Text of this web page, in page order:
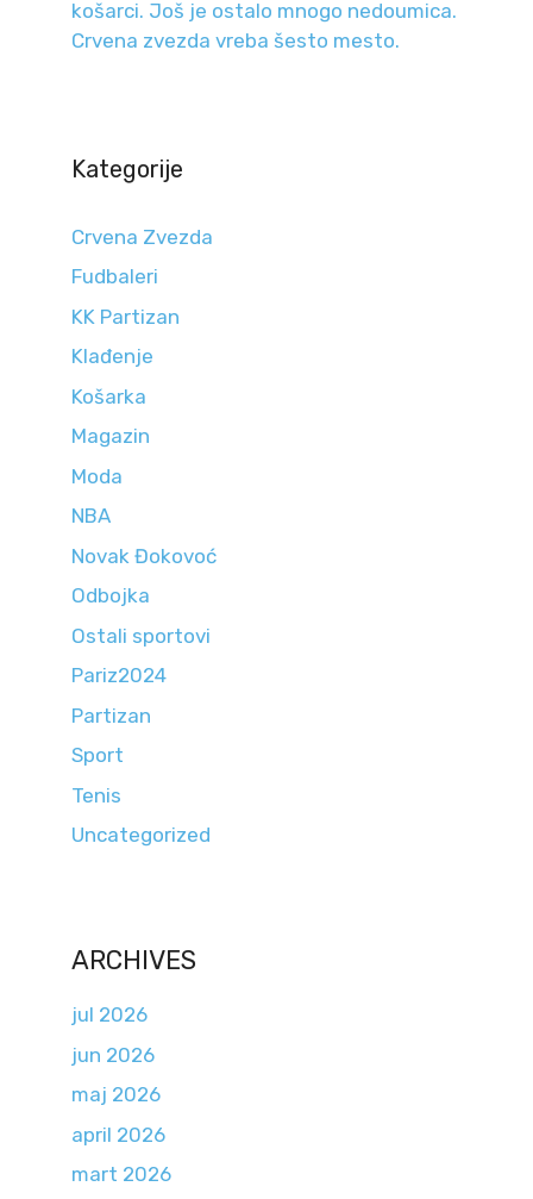
košarci. Još je ostalo mnogo nedoumica.
Crvena zvezda vreba šesto mesto.
Kategorije
Crvena Zvezda
Fudbaleri
KK Partizan
Klađenje
Košarka
Magazin
Moda
NBA
Novak Đokovoć
Odbojka
Ostali sportovi
Pariz2024
Partizan
Sport
Tenis
Uncategorized
ARCHIVES
jul 2026
jun 2026
maj 2026
april 2026
mart 2026